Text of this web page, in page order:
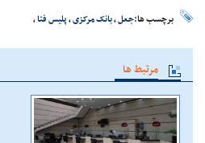
برچسب ها:جعل،بانک مرکزی،پلیس فتا،
مرتبط ها